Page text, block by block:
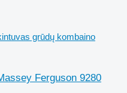
grūdų kombaino
Ferguson 9280